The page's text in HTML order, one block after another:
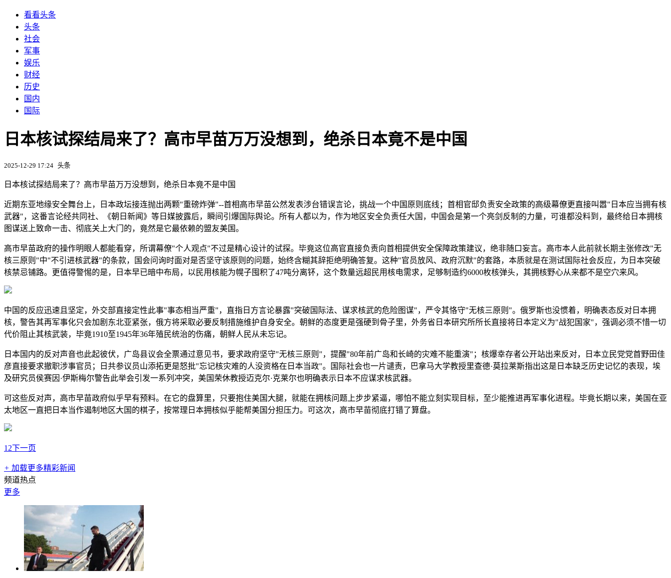
看看头条
头条
社会
军事
娱乐
财经
历史
国内
国际
日本核试探结局来了？高市早苗万万没想到，绝杀日本竟不是中国
2025-12-29 17:24 头条
日本核试探结局来了？高市早苗万万没想到，绝杀日本竟不是中国
近期东亚地缘安全舞台上，日本政坛接连抛出两颗"重磅炸弹"--首相高市早苗公然发表涉台错误言论，挑战一个中国原则底线；首相官邸负责安全政策的高级幕僚更直接叫嚣"日本应当拥有核
武器"，这番言论经共同社、《朝日新闻》等日媒披露后，瞬间引爆国际舆论。所有人都以为，作为地区安全负责任大国，中国会是第一个亮剑反制的力量，可谁都没料到，最终给日本拥核
图谋送上致命一击、彻底关上大门的，竟然是它最依赖的盟友美国。
高市早苗政府的操作明眼人都能看穿，所谓幕僚"个人观点"不过是精心设计的试探。毕竟这位高官直接负责向首相提供安全保障政策建议，绝非随口妄言。高市本人此前就长期主张修改"无
核三原则"中"不引进核武器"的条款，国会问询时面对是否坚守该原则的问题，始终含糊其辞拒绝明确答复。这种"官员放风、政府沉默"的套路，本质就是在测试国际社会反应，为日本突破
核禁忌铺路。更值得警惕的是，日本早已暗中布局，以民用核能为幌子囤积了47吨分离钚，这个数量远超民用核电需求，足够制造约6000枚核弹头，其拥核野心从来都不是空穴来风。
中国的反应迅速且坚定，外交部直接定性此事"事态相当严重"，直指日方言论暴露"突破国际法、谋求核武的危险图谋"，严令其恪守"无核三原则"。俄罗斯也没惯着，明确表态反对日本拥
核，警告其再军事化只会加剧东北亚紧张，俄方将采取必要反制措施维护自身安全。朝鲜的态度更是强硬到骨子里，外务省日本研究所所长直接将日本定义为"战犯国家"，强调必须不惜一切
代价阻止其核武装，毕竟1910至1945年36年殖民统治的伤痛，朝鲜人民从未忘记。
日本国内的反对声音也此起彼伏，广岛县议会全票通过意见书，要求政府坚守"无核三原则"，提醒"80年前广岛和长崎的灾难不能重演"；核爆幸存者公开站出来反对，日本立民党党首野田佳
彦直接要求撤职涉事官员；日共参议员山添拓更是怒批"忘记核灾难的人没资格在日本当政"。国际社会也一片谴责，巴拿马大学教授里查德·莫拉莱斯指出这是日本缺乏历史记忆的表现，埃
及研究员侯赛因·伊斯梅尔警告此举会引发一系列冲突，美国荣休教授迈克尔·克莱尔也明确表示日本不应谋求核武器。
可这些反对声，高市早苗政府似乎早有预料。在它的盘算里，只要抱住美国大腿，就能在拥核问题上步步紧逼，哪怕不能立刻实现目标，至少能推进再军事化进程。毕竟长期以来，美国在亚
太地区一直把日本当作遏制地区大国的棋子，按常理日本拥核似乎能帮美国分担压力。可这次，高市早苗彻底打错了算盘。
1 2下一页
+ 加载更多精彩新闻
频道热点
更多